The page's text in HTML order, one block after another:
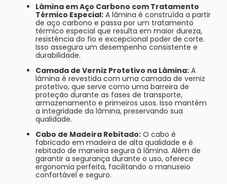
Lâmina em Aço Carbono com Tratamento
Térmico Especial: A lâmina é construída a partir
de aço carbono e passa por um tratamento
térmico especial que resulta em maior dureza,
resistência do fio e excepcional poder de corte.
Isso assegura um desempenho consistente e
durabilidade.
Camada de Verniz Protetivo na Lâmina: A
lâmina é revestida com uma camada de verniz
protetivo, que serve como uma barreira de
proteção durante as fases de transporte,
armazenamento e primeiros usos. Isso mantém
a integridade da lâmina, preservando sua
qualidade.
Cabo de Madeira Rebitado: O cabo é
fabricado em madeira de alta qualidade e é
rebitado de maneira segura à lâmina. Além de
garantir a segurança durante o uso, oferece
ergonomia perfeita, facilitando o manuseio
confortável e seguro.